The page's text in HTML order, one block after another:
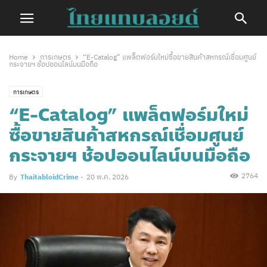
Home การเกษตร
“E-Catalog” แพล็ตฟอร์มใหม่ซื้อขายสินค้าสหกรณ์เชื่อมศูนย์
กระจายฯ ช้อปออนไลน์บนมือถือ
การเกษตร
“E-Catalog” แพล็ตฟอร์มใหม่
ซื้อขายสินค้าสหกรณ์เชื่อมศูนย์
กระจายฯ ช้อปออนไลน์บนมือถือ
By ThaitabloidCrime - 20 พ.ค. 2026 2764